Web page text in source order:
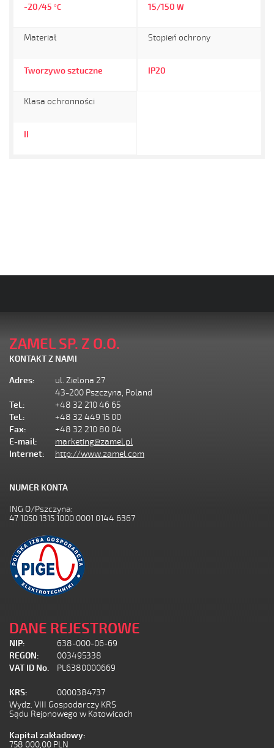
-20/45 °C 15/150 W
Materiał
Tworzywo sztuczne
Stopień ochrony
IP20
Klasa ochronności
II
ZAMEL SP. Z O.O.
KONTAKT Z NAMI
Adres:
ul. Zielona 27
43-200 Pszczyna, Poland
Tel.:
+48 32 210 46 65
Tel.:
+48 32 449 15 00
Fax:
+48 32 210 80 04
E-mail:
marketing@zamel.pl
Internet:
http://www.zamel.com
NUMER KONTA
ING O/Pszczyna:
47 1050 1315 1000 0001 0144 6367
DANE REJESTROWE
NIP:
638-000-06-69
REGON:
003495338
VAT ID No.
PL6380000669
KRS:
0000384737
Wydz. VIII Gospodarczy KRS
Sądu Rejonowego w Katowicach
Kapital zakładowy:
758 000,00 PLN